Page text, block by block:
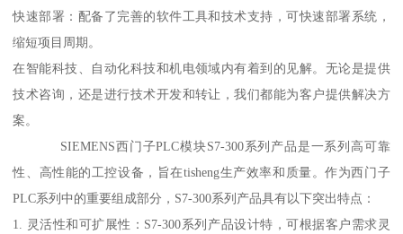
快速部署：配备了完善的软件工具和技术支持，可快速部署系统，
缩短项目周期。
在智能科技、自动化科技和机电领域内有着到的见解。无论是提供
技术咨询，还是进行技术开发和转让，我们都能为客户提供解决方
案。
SIEMENS西门子PLC模块S7-300系列产品是一系列高可靠
性、高性能的工控设备，旨在tisheng生产效率和质量。作为西门子
PLC系列中的重要组成部分，S7-300系列产品具有以下突出特点：
1. 灵活性和可扩展性：S7-300系列产品设计特，可根据客户需求灵